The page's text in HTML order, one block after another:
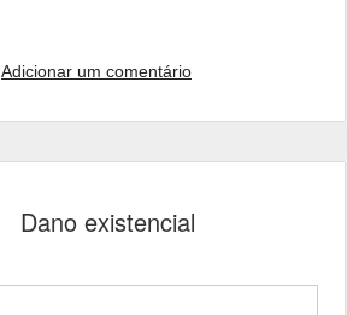
Adicionar um comentário
Dano existencial